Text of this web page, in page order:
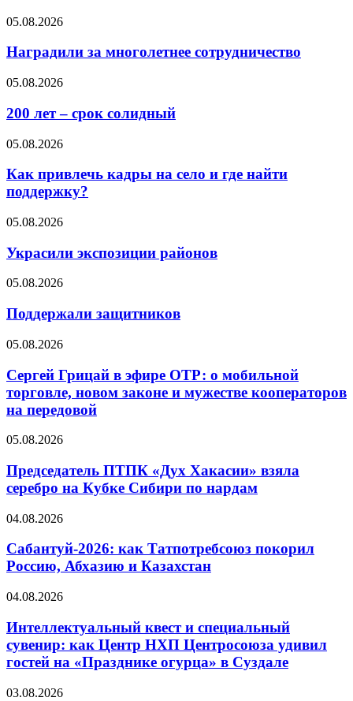
05.08.2026
Наградили за многолетнее сотрудничество
05.08.2026
200 лет – срок солидный
05.08.2026
Как привлечь кадры на село и где найти
поддержку?
05.08.2026
Украсили экспозиции районов
05.08.2026
Поддержали защитников
05.08.2026
Сергей Грицай в эфире ОТР: о мобильной
торговле, новом законе и мужестве кооператоров
на передовой
05.08.2026
Председатель ПТПК «Дух Хакасии» взяла
серебро на Кубке Сибири по нардам
04.08.2026
Сабантуй-2026: как Татпотребсоюз покорил
Россию, Абхазию и Казахстан
04.08.2026
Интеллектуальный квест и специальный
сувенир: как Центр НХП Центросоюза удивил
гостей на «Празднике огурца» в Суздале
03.08.2026